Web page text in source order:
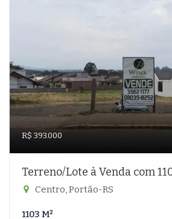
R$ 393.000
Terreno/Lote à Venda com
Centro, Portão-RS
1103 M²